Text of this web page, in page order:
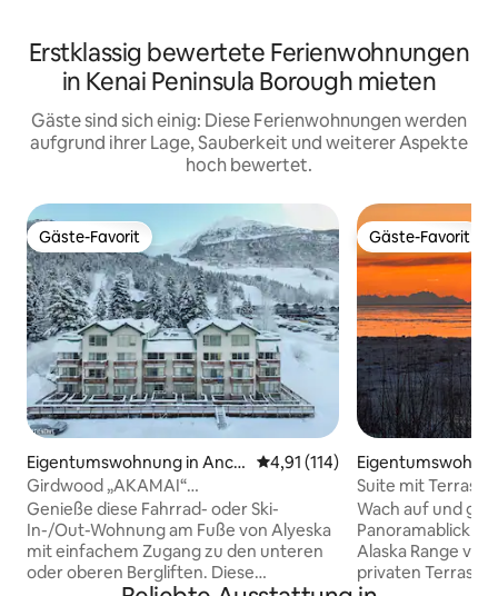
Erstklassig bewertete Ferienwohnungen
in Kenai Peninsula Borough mieten
Gäste sind sich einig: Diese Ferienwohnungen werden
aufgrund ihrer Lage, Sauberkeit und weiterer Aspekte
hoch bewertet.
Gäste-Favorit
Gäste-Favorit
Eigentumswohnung in Anch
orage
Durchschnittliche Bewertung:
4,91 (114)
Girdwood „AKAMAI“
Eigentumswohnung (Fahrrad/Ski In oder
Out)
Genieße diese Fahrrad- oder Ski-
In-/Out-Wohnung am Fuße von Alyeska
mit einfachem Zugang zu den unteren
oder oberen Bergliften. Diese
Gäste-Favorit
Gäste-Favorit
horage
Suite mit
Cook Inlet ·
Wach auf und
Panoramablick
Alaska Range
privaten Terrasse